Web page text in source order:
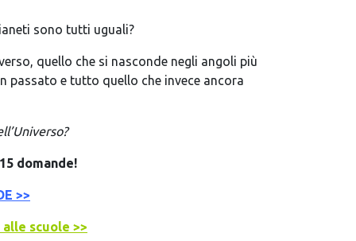
sono tutti uguali?
quello che si nasconde negli angoli più
passato e tutto quello che invece ancora
domande!
>>
scuole >>